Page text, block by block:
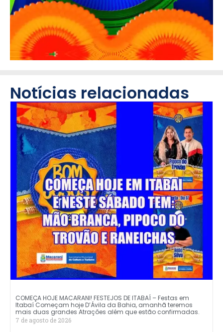
Notícias relacionadas
COMEÇA HOJE MACARANI! FESTEJOS DE ITABAÍ – Festas em
Itabaí Começam hoje D’Ávila da Bahia, amanhã teremos
mais duas grandes Atrações além que estão confirmadas.
7 de agosto de 2026